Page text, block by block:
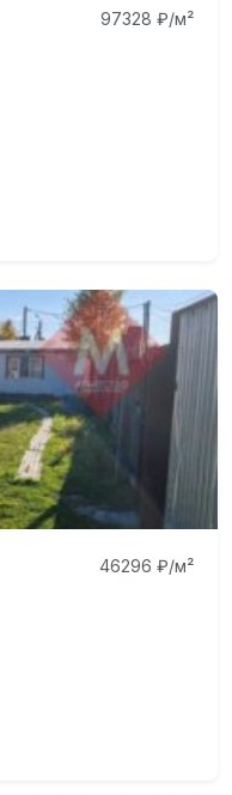
97328 ₽/м²
46296 ₽/м²